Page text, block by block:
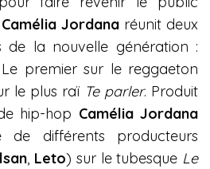
Camélia Jordanaréunit deux
de la nouvelle génération :
premier sur le reggaeton
le plus raï Te parler. Produit
hip-hop Camélia Jordana
de différents producteurs
, Leto) sur le tubesque Le